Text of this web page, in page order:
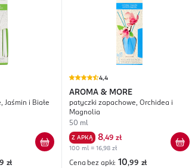
Jaśmin i Białe
zł
4,4
AROMA & MORE
patyczki zapachowe, Orchidea i
Magnolia
50 ml
Z APKĄ 8,49 zł
100 ml = 16,98 zł
Cena bez apki: 10,99 zł